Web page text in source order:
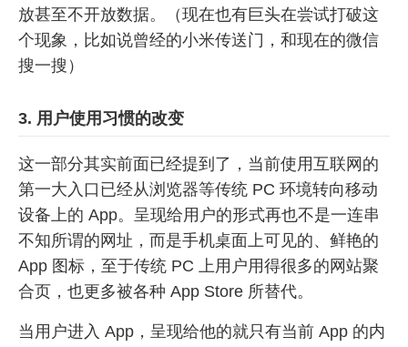
放甚至不开放数据。（现在也有巨头在尝试打破这
个现象，比如说曾经的小米传送门，和现在的微信
搜一搜）
3. 用户使用习惯的改变
这一部分其实前面已经提到了，当前使用互联网的
第一大入口已经从浏览器等传统 PC 环境转向移动
设备上的 App。呈现给用户的形式再也不是一连串
不知所谓的网址，而是手机桌面上可见的、鲜艳的
App 图标，至于传统 PC 上用户用得很多的网站聚
合页，也更多被各种 App Store 所替代。
当用户进入 App，呈现给他的就只有当前 App 的内